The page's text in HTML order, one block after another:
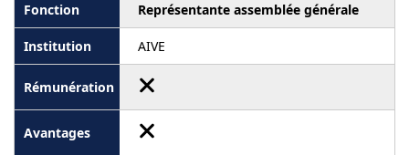
Représentante assemblée générale
AIVE